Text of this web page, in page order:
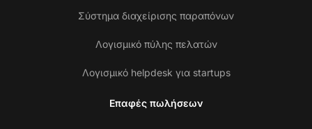
Σύστημα διαχείρισης παραπόνων
Λογισμικό πύλης πελατών
Λογισμικό helpdesk για startups
Επαφές πωλήσεων